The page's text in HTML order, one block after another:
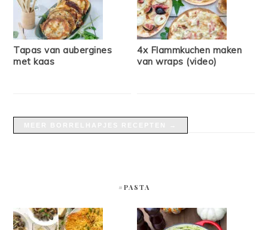
Tapas van aubergines
met kaas
4x Flammkuchen maken
van wraps (video)
#PASTA